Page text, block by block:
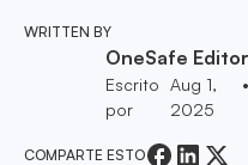
WRITTEN BY
OneSafe
Escrito
por
Aug 1,
2025
•
COMPARTE ESTO